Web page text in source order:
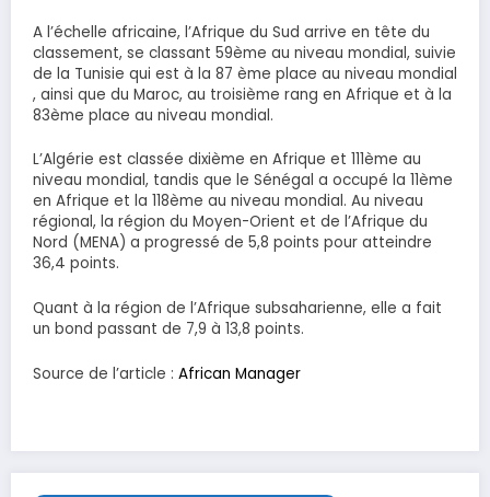
A l’échelle africaine, l’Afrique du Sud arrive en tête du
classement, se classant 59ème au niveau mondial, suivie
de la Tunisie qui est à la 87 ème place au niveau mondial
, ainsi que du Maroc, au troisième rang en Afrique et à la
83ème place au niveau mondial.
L’Algérie est classée dixième en Afrique et 111ème au
niveau mondial, tandis que le Sénégal a occupé la 11ème
en Afrique et la 118ème au niveau mondial. Au niveau
régional, la région du Moyen-Orient et de l’Afrique du
Nord (MENA) a progressé de 5,8 points pour atteindre
36,4 points.
Quant à la région de l’Afrique subsaharienne, elle a fait
un bond passant de 7,9 à 13,8 points.
Source de l’article : African Manager